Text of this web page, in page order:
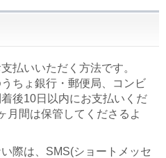
払いいただく方法です。
ちょ銀行・郵便局、コンビ
後10日以内にお支払いくだ
月間は保管してくださるよ
際は、SMS(ショートメッセ